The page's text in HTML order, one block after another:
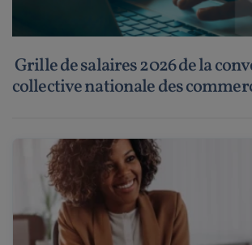
Grille de salaires 2026 de la
collective nationale des